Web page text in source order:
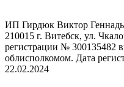
ИП Гирдюк Виктор
210015 г. Витебск, ул.
регистрации № 300135482
облисполкомом. Дата
22.02.2024